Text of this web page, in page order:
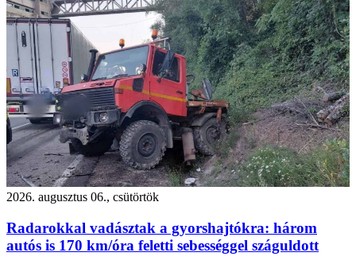
2026. augusztus 06., csütörtök
Radarokkal vadásztak a gyorshajtókra: három
autós is 170 km/óra feletti sebességgel száguldott